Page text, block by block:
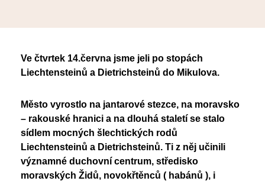
Pěvecký sbor
PoŠkole
Křenoviny
Křenka Hub
Erasmus+
Klub absolventů
Nadační fond
Školská rada
Vzory žádostí
Dokumenty školy
Historie školy
Ve čtvrtek 14.června jsme jeli po stopách
Liechtensteinů a Dietrichsteinů do Mikulova.
Město vyrostlo na jantarové stezce, na moravsko
– rakouské hranici a na dlouhá staletí se stalo
sídlem mocných šlechtických rodů
Liechtensteinů a Dietrichsteinů. Ti z něj učinili
významné duchovní centrum, středisko
moravských Židů, novokřtěnců ( habánů ), i